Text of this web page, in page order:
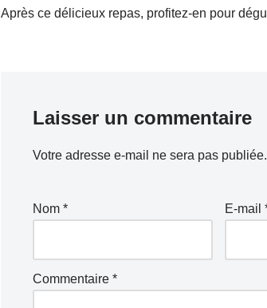
Après ce délicieux repas, profitez-en pour
Laisser un commentaire
Votre adresse e-mail ne sera pas publiée.
Nom * E-mail
Commentaire *